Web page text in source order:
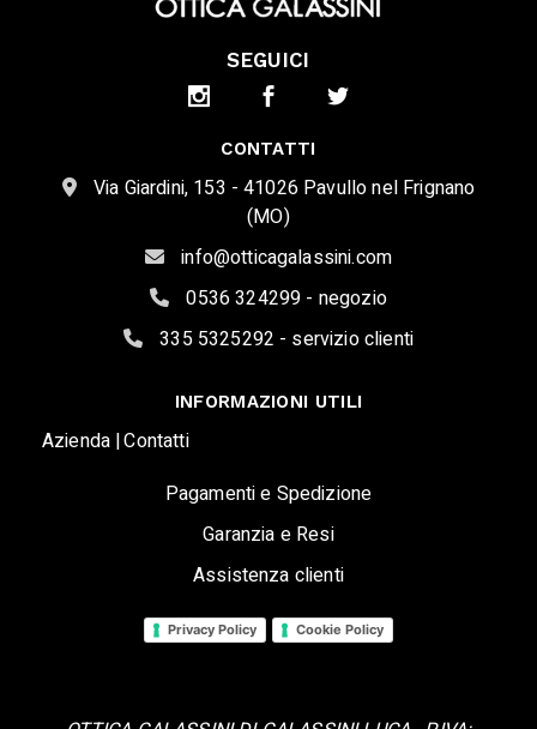
SEGUICI
CONTATTI
Via Giardini, 153 - 41026 Pavullo nel Frignano
(MO)
info@otticagalassini.com
0536 324299 - negozio
335 5325292 - servizio clienti
INFORMAZIONI UTILI
Azienda |Contatti
Pagamenti e Spedizione
Garanzia e Resi
Assistenza clienti
Privacy Policy Cookie Policy